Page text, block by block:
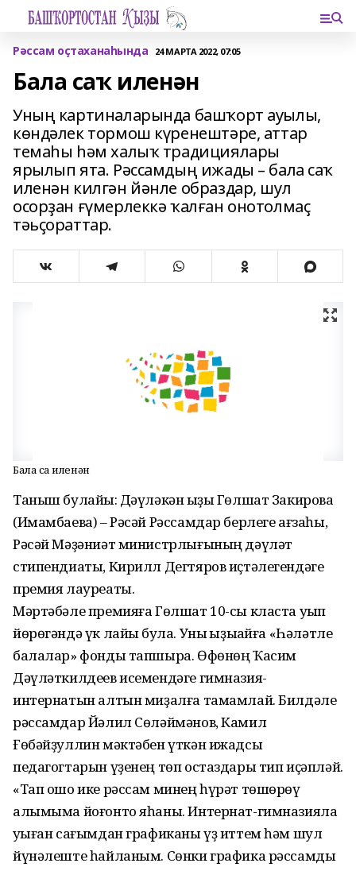
Рәссам оҫтаханаһында 24 МАРТА 2022, 07:05
Бала саҡ иленән
Уның картиналарында башҡорт ауылы,
көндәлек тормош күренештәре, аттар
темаһы һәм халыҡ традициялары
ярылып ята. Рәссамдың ижады – бала саҡ
иленән килгән йәнле образдар, шул
осорҙан ғүмерлеккә ҡалған онотолмаҫ
тәьҫораттар.
Бала саҡ иленән
Таныш булайыҡ: Дәүләкән ҡыҙы Гөлшат Закирова
(Имамбаева) – Рәсәй Рәссамдар берлеге ағзаһы,
Рәсәй Мәҙәниәт министр­лығының дәүләт
стипендиаты, Кирилл Дегтяров иҫтәлегендәге
премия лауреаты.
Мәртәбәле премияға Гөлшат 10-сы класта уҡып
йөрөгәндә үк лайыҡ була. Уны ҡыҙыҡайға «Һәләтле
балалар» фонды тапшыра. Өфөнөң Ҡасим
Дәүләткилдеев исемендәге гимназия-
интернатын алтын миҙалға тамамлай. Билдәле
рәссамдар Йәлил Сөләймәнов, Камил
Ғөбәйҙуллин мәктәбен үткән ижадсы
педагогтарын үҙенең төп остаздары тип иҫәпләй.
«Тап ошо ике рәссам минең һүрәт төшөрөү
алымыма йоғонто яһаны. Интернат-гимназияла
уҡыған сағымдан графиканы үҙ иттем һәм шул
йүнәлеште һайланым. Сөнки графика рәссамды